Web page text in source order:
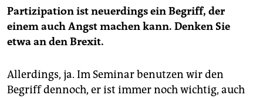
Partizipation ist neuerdings ein Begriff, der
einem auch Angst machen kann. Denken Sie
etwa an den Brexit.
Allerdings, ja. Im Seminar benutzen wir den
Begriff dennoch, er ist immer noch wichtig, auch